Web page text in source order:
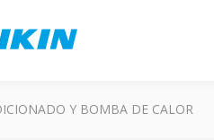
Y BOMBA DE CALOR